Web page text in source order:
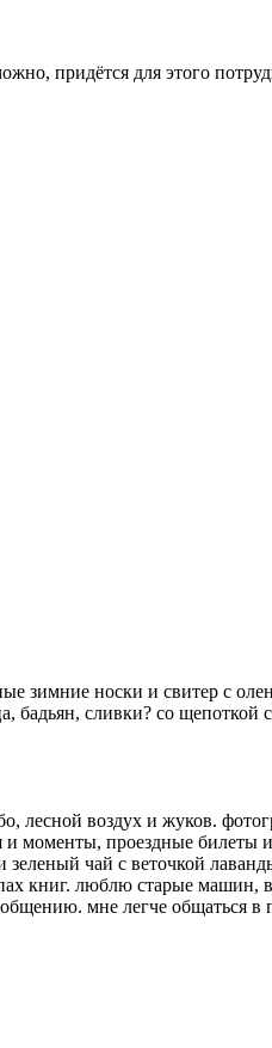
придётся для этого
зимние носки и свитер с
сливки? со щепоткой
лесной воздух и жуков.
проездные билеты
чай с веточкой
книг. люблю старые машин,
мне легче общаться